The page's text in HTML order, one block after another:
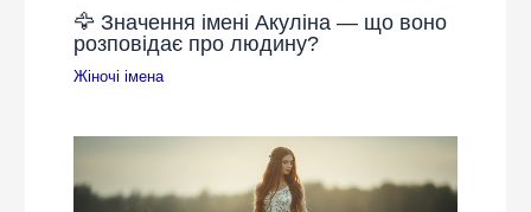
🦅 Значення імені Акуліна — що воно
розповідає про людину?
Жіночі імена